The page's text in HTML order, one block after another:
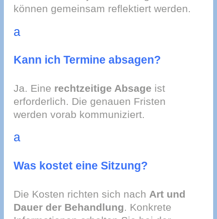
können gemeinsam reflektiert werden.
a
Kann ich Termine absagen?
Ja. Eine rechtzeitige Absage ist
erforderlich. Die genauen Fristen
werden vorab kommuniziert.
a
Was kostet eine Sitzung?
Die Kosten richten sich nach Art und
Dauer der Behandlung. Konkrete